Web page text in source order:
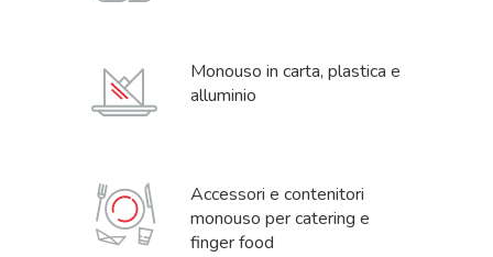
Monouso in carta, plastica e
alluminio
Accessori e contenitori
monouso per catering e
finger food